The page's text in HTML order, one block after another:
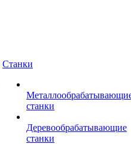
Станки
станки
Деревообрабатывающие
станки